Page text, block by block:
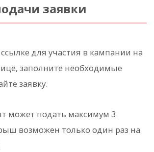
заявки
для участия в кампании на
заполните необходимые
заявку.
может подать максимум 3
возможен только один раз на